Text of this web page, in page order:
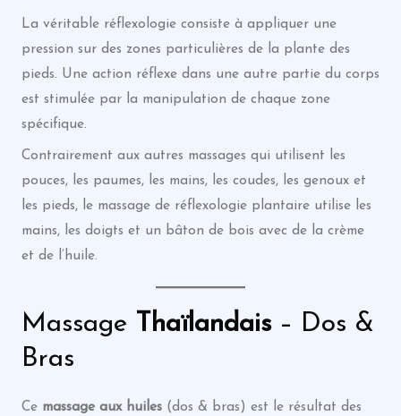
La véritable réflexologie consiste à appliquer une
pression sur des zones particulières de la plante des
pieds. Une action réflexe dans une autre partie du corps
est stimulée par la manipulation de chaque zone
spécifique.
Contrairement aux autres massages qui utilisent les
pouces, les paumes, les mains, les coudes, les genoux et
les pieds, le massage de réflexologie plantaire utilise les
mains, les doigts et un bâton de bois avec de la crème
et de l’huile.
Massage Thaïlandais– Dos &
Bras
Ce massage aux huiles(dos & bras) est le résultat des